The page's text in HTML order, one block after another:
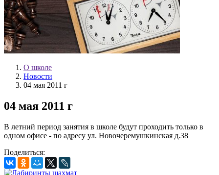
О школе
Новости
04 мая 2011 г
04 мая 2011 г
В летний период занятия в школе будут проходить только в
одном офисе - по адресу ул. Новочеремушкинская д.38
Поделиться: